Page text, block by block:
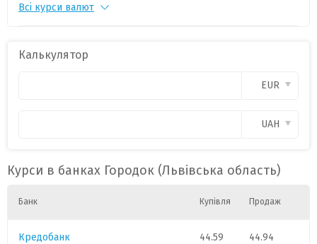
USD
Всі курси валют
Калькулятор
EUR
UAH
Курси в банках Городок (Львівська область)
Банк Купівля Продаж
Кредобанк 44.59 44.94